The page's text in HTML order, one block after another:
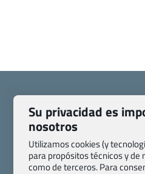
Pasaporte, Visado, Salud y
Blog de Viajes.com
Su privacidad es
nosotros
Utilizamos cookies (y
para propósitos técnicos y
como de terceros. Para